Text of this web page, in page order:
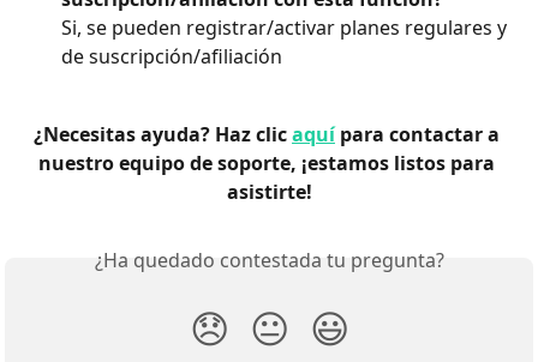
Si, se pueden registrar/activar planes regulares y
de suscripción/afiliación
¿Necesitas ayuda? Haz clic aquí para contactar a
nuestro equipo de soporte, ¡estamos listos para
asistirte!
¿Ha quedado contestada tu pregunta?
😞 😐 😃